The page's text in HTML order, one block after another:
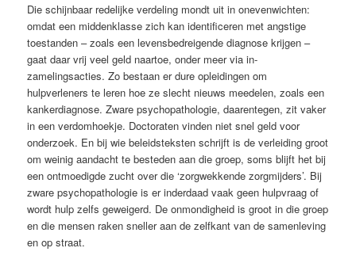
Die schijnbaar redelijke verdeling mondt uit in onevenwichten:
omdat een middenklasse zich kan identificeren met angstige
toestanden – zoals een levens­bedreigende diagnose krijgen –
gaat daar vrij veel geld naartoe, onder meer via in­
zamelingsacties. Zo bestaan er dure opleidingen om
hulpverleners te leren hoe ze slecht nieuws meedelen, zoals een
kankerdiagnose. Zware psychopathologie, daarentegen, zit vaker
in een verdomhoekje. Doctoraten vinden niet snel geld voor
onderzoek. En bij wie beleidsteksten schrijft is de verleiding groot
om weinig aandacht te besteden aan die groep, soms blijft het bij
een ontmoedigde zucht over die ‘zorgwekkende zorgmijders’. Bij
zware psychopathologie is er inderdaad vaak geen hulpvraag of
wordt hulp zelfs geweigerd. De onmondigheid is groot in die groep
en die mensen raken sneller aan de zelfkant van de samenleving
en op straat.